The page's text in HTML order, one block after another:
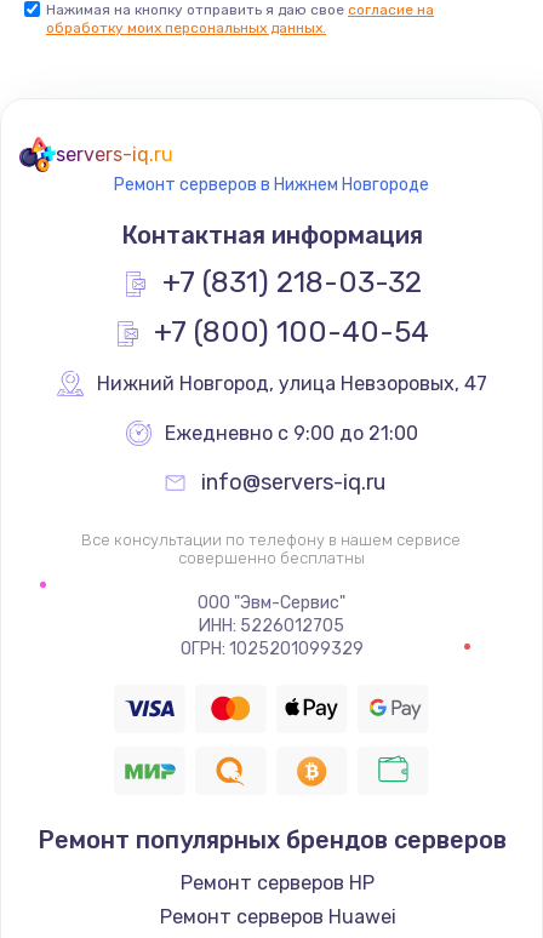
Нажимая на кнопку отправить я даю свое согласие на
обработку моих персональных данных.
servers-iq.ru
Ремонт серверов в Нижнем Новгороде
Контактная информация
+7 (831) 218-03-32
+7 (800) 100-40-54
Нижний Новгород, улица Невзоровых, 47
Ежедневно с 9:00 до 21:00
info@servers-iq.ru
Все консультации по телефону в нашем сервисе
совершенно бесплатны
ООО "Эвм-Сервис"
ИНН: 5226012705
ОГРН: 1025201099329
Ремонт популярных брендов серверов
Ремонт серверов HP
Ремонт серверов Huawei